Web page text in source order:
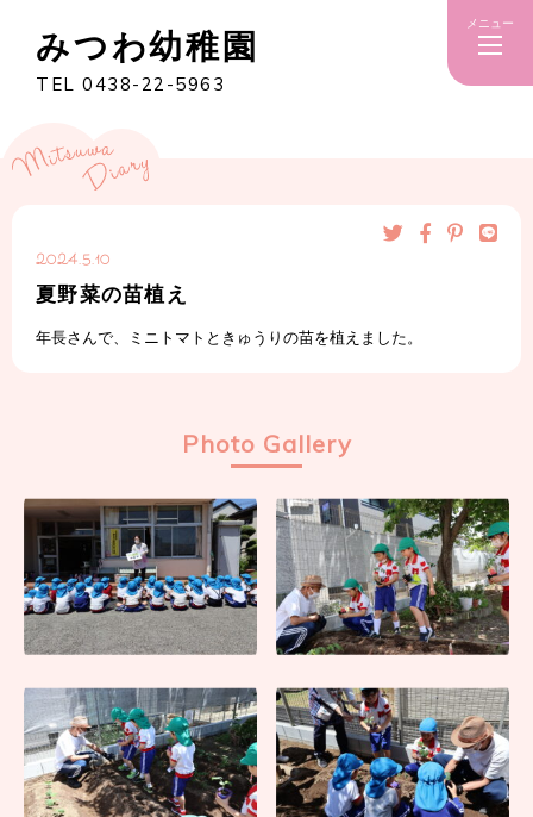
みつわ幼稚園
TEL 0438-22-5963
メニュー
2024.5.10
夏野菜の苗植え
年長さんで、ミニトマトときゅうりの苗を植えました。
Photo Gallery